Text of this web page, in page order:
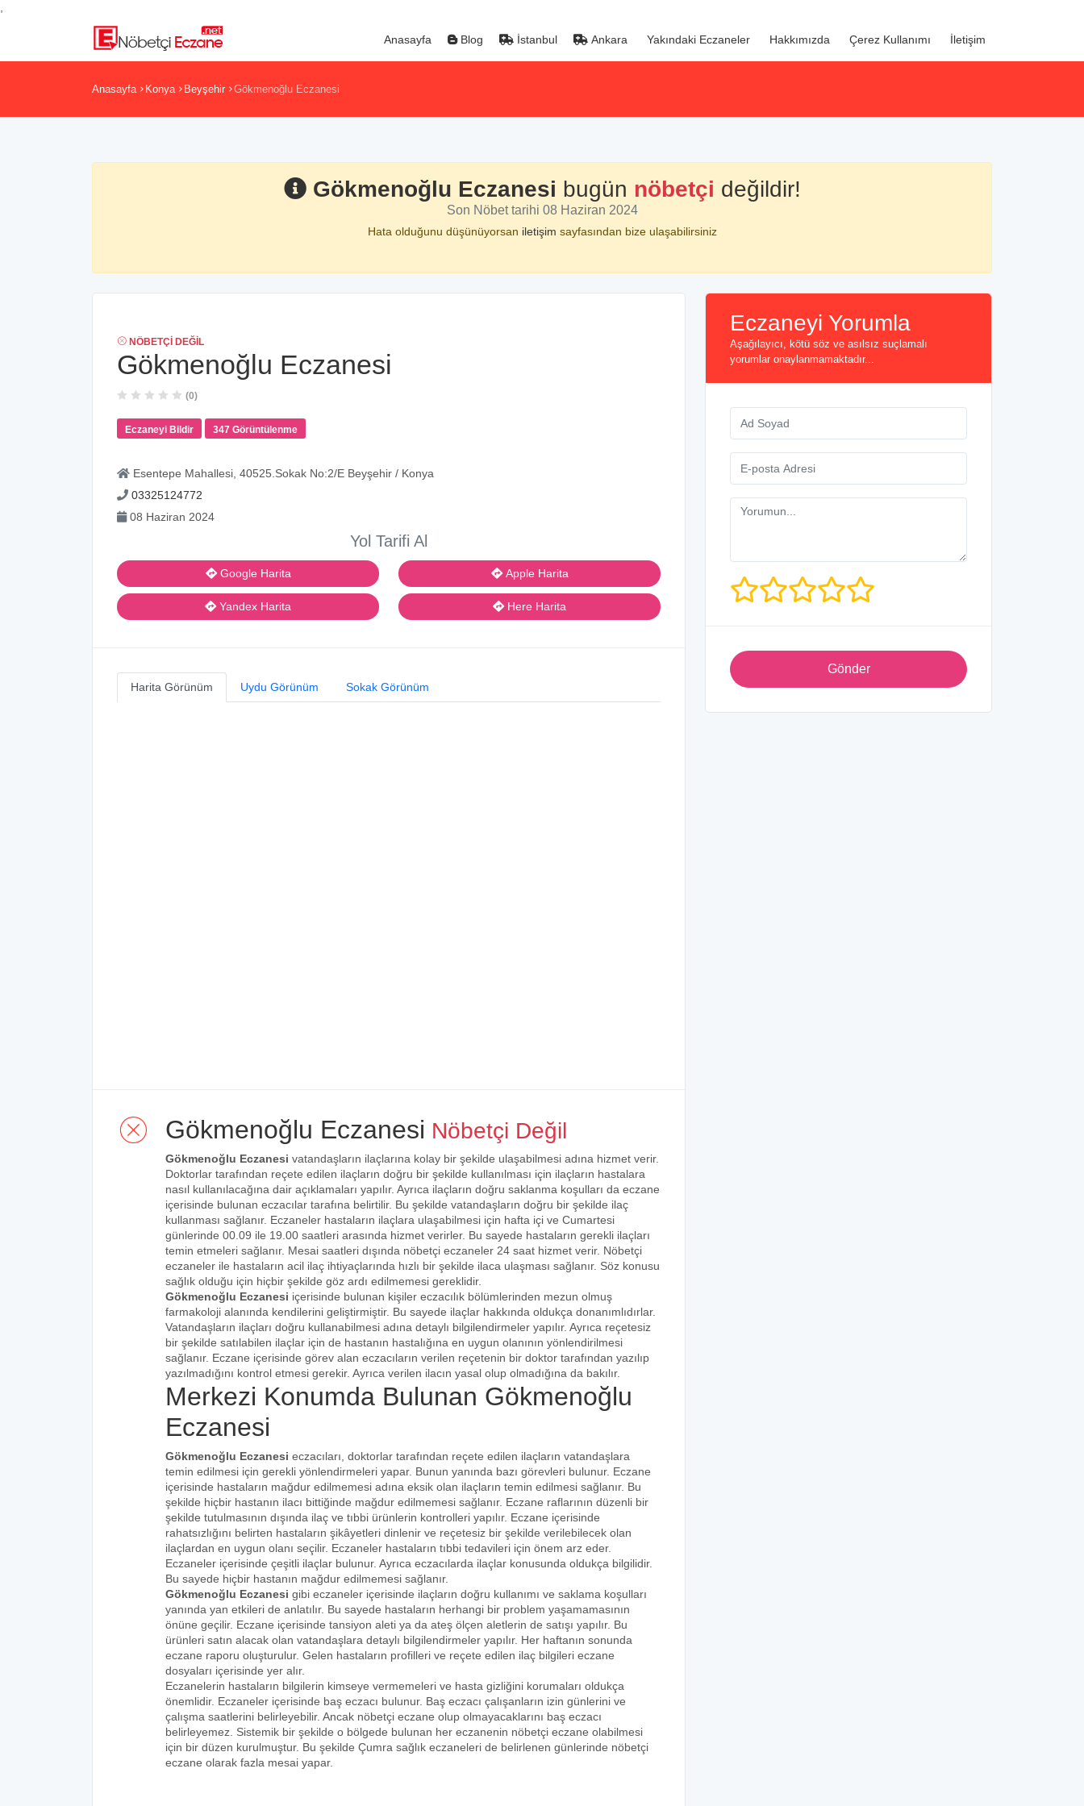
Anasayfa Blog İstanbul Ankara Yakındaki Eczaneler Hakkımızda Çerez Kullanımı İletişim
Anasayfa Konya Beyşehir Gökmenoğlu Eczanesi
Gökmenoğlu Eczanesi bugün nöbetçi değildir!
Son Nöbet tarihi 08 Haziran 2024
Hata olduğunu düşünüyorsan iletişim sayfasından bize ulaşabilirsiniz
NÖBETÇI DEĞIL
Gökmenoğlu Eczanesi
(0)
Eczaneyi Bildir 347 Görüntülenme
Esentepe Mahallesi, 40525.Sokak No:2/E Beyşehir / Konya
03325124772
08 Haziran 2024
Yol Tarifi Al
Google Harita
Yandex Harita
Apple Harita
Here Harita
Harita Görünüm Uydu Görünüm Sokak Görünüm
Gökmenoğlu Eczanesi Nöbetçi Değil
Gökmenoğlu Eczanesi vatandaşların ilaçlarına kolay bir şekilde ulaşabilmesi adına hizmet verir.
Doktorlar tarafından reçete edilen ilaçların doğru bir şekilde kullanılması için ilaçların hastalara
nasıl kullanılacağına dair açıklamaları yapılır. Ayrıca ilaçların doğru saklanma koşulları da eczane
içerisinde bulunan eczacılar tarafına belirtilir. Bu şekilde vatandaşların doğru bir şekilde ilaç
kullanması sağlanır. Eczaneler hastaların ilaçlara ulaşabilmesi için hafta içi ve Cumartesi
günlerinde 00.09 ile 19.00 saatleri arasında hizmet verirler. Bu sayede hastaların gerekli ilaçları
temin etmeleri sağlanır. Mesai saatleri dışında nöbetçi eczaneler 24 saat hizmet verir. Nöbetçi
eczaneler ile hastaların acil ilaç ihtiyaçlarında hızlı bir şekilde ilaca ulaşması sağlanır. Söz konusu
sağlık olduğu için hiçbir şekilde göz ardı edilmemesi gereklidir.
Gökmenoğlu Eczanesi içerisinde bulunan kişiler eczacılık bölümlerinden mezun olmuş
farmakoloji alanında kendilerini geliştirmiştir. Bu sayede ilaçlar hakkında oldukça donanımlıdırlar.
Vatandaşların ilaçları doğru kullanabilmesi adına detaylı bilgilendirmeler yapılır. Ayrıca reçetesiz
bir şekilde satılabilen ilaçlar için de hastanın hastalığına en uygun olanının yönlendirilmesi
sağlanır. Eczane içerisinde görev alan eczacıların verilen reçetenin bir doktor tarafından yazılıp
yazılmadığını kontrol etmesi gerekir. Ayrıca verilen ilacın yasal olup olmadığına da bakılır.
Merkezi Konumda Bulunan Gökmenoğlu
Eczanesi
Gökmenoğlu Eczanesi eczacıları, doktorlar tarafından reçete edilen ilaçların vatandaşlara
temin edilmesi için gerekli yönlendirmeleri yapar. Bunun yanında bazı görevleri bulunur. Eczane
içerisinde hastaların mağdur edilmemesi adına eksik olan ilaçların temin edilmesi sağlanır. Bu
şekilde hiçbir hastanın ilacı bittiğinde mağdur edilmemesi sağlanır. Eczane raflarının düzenli bir
şekilde tutulmasının dışında ilaç ve tıbbi ürünlerin kontrolleri yapılır. Eczane içerisinde
rahatsızlığını belirten hastaların şikâyetleri dinlenir ve reçetesiz bir şekilde verilebilecek olan
ilaçlardan en uygun olanı seçilir. Eczaneler hastaların tıbbi tedavileri için önem arz eder.
Eczaneler içerisinde çeşitli ilaçlar bulunur. Ayrıca eczacılarda ilaçlar konusunda oldukça bilgilidir.
Bu sayede hiçbir hastanın mağdur edilmemesi sağlanır.
Gökmenoğlu Eczanesi gibi eczaneler içerisinde ilaçların doğru kullanımı ve saklama koşulları
yanında yan etkileri de anlatılır. Bu sayede hastaların herhangi bir problem yaşamamasının
önüne geçilir. Eczane içerisinde tansiyon aleti ya da ateş ölçen aletlerin de satışı yapılır. Bu
ürünleri satın alacak olan vatandaşlara detaylı bilgilendirmeler yapılır. Her haftanın sonunda
eczane raporu oluşturulur. Gelen hastaların profilleri ve reçete edilen ilaç bilgileri eczane
dosyaları içerisinde yer alır.
Eczanelerin hastaların bilgilerin kimseye vermemeleri ve hasta gizliğini korumaları oldukça
önemlidir. Eczaneler içerisinde baş eczacı bulunur. Baş eczacı çalışanların izin günlerini ve
çalışma saatlerini belirleyebilir. Ancak nöbetçi eczane olup olmayacaklarını baş eczacı
belirleyemez. Sistemik bir şekilde o bölgede bulunan her eczanenin nöbetçi eczane olabilmesi
için bir düzen kurulmuştur. Bu şekilde Çumra sağlık eczaneleri de belirlenen günlerinde nöbetçi
eczane olarak fazla mesai yapar.
Eczaneyi Yorumla
Aşağılayıcı, kötü söz ve asılsız suçlamalı
yorumlar onaylanmamaktadır...
Gönder